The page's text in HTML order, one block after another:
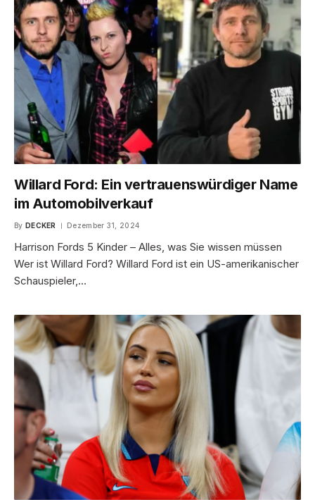
Willard Ford: Ein vertrauenswürdiger Name
im Automobilverkauf
By DECKER Dezember 31, 2024
Harrison Fords 5 Kinder – Alles, was Sie wissen müssen
Wer ist Willard Ford? Willard Ford ist ein US-amerikanischer
Schauspieler,…